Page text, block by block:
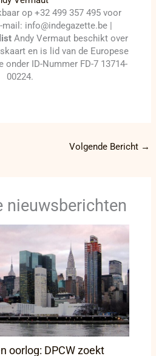
op +32 499 357 495 voor
mail: info@indegazette.be |
Andy Vermaut beschikt over
en is lid van de Europese
ID-Nummer FD-7 13714-
00224.
Volgende Bericht →
nieuwsberichten
oorlog: DPCW zoekt